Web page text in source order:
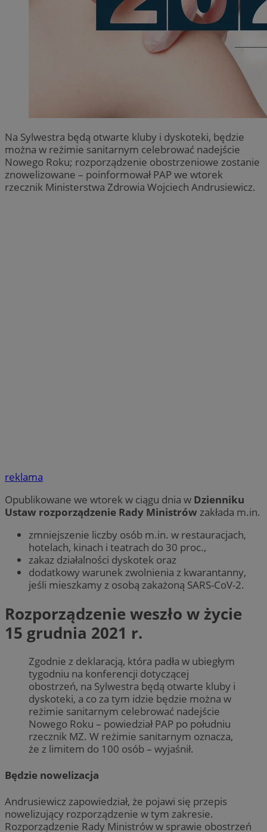
Na Sylwestra będą otwarte kluby i dyskoteki, będzie
można w reżimie sanitarnym celebrować nadejście
Nowego Roku; rozporządzenie obostrzeniowe zostanie
znowelizowane – poinformował PAP we wtorek
rzecznik Ministerstwa Zdrowia Wojciech Andrusiewicz.
reklama
Opublikowane we wtorek w ciągu dnia w Dzienniku
Ustaw rozporządzenie Rady Ministrów zakłada m.in.
zmniejszenie liczby osób m.in. w restauracjach,
hotelach, kinach i teatrach do 30 proc.,
zakaz działalności dyskotek oraz
dodatkowy warunek zwolnienia z kwarantanny,
jeśli mieszkamy z osobą zakażoną SARS-CoV-2.
Rozporządzenie weszło w życie
15 grudnia 2021 r.
Zgodnie z deklaracją, która padła w ubiegłym
tygodniu na konferencji dotyczącej
obostrzeń, na Sylwestra będą otwarte kluby i
dyskoteki, a co za tym idzie będzie można w
reżimie sanitarnym celebrować nadejście
Nowego Roku – powiedział PAP po południu
rzecznik MZ. W reżimie sanitarnym oznacza,
że z limitem do 100 osób – wyjaśnił.
Będzie nowelizacja
Andrusiewicz zapowiedział, że pojawi się przepis
nowelizujący rozporządzenie w tym zakresie.
Rozporządzenie Rady Ministrów w sprawie obostrzeń